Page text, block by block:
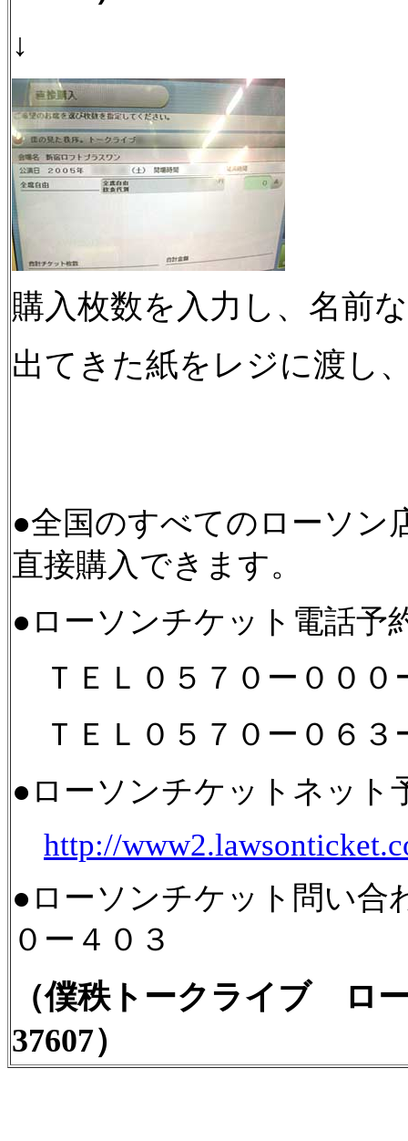
↓
購入枚数を入力し、名前
出てきた紙をレジに渡し
●全国のすべてのローソン
直接購入できます。
●ローソンチケット電話予
ＴＥＬ０５７０ー０００
ＴＥＬ０５７０ー０６３
●ローソンチケットネット
http://
●ローソンチケット問い合
０ー４０３
（僕秩トークライブ ロ
37607）